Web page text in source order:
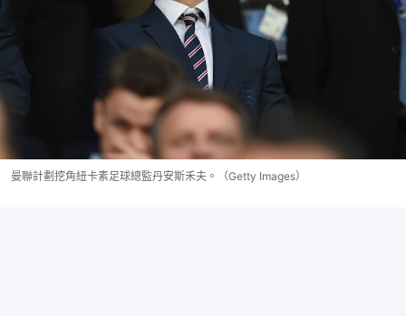
曼聯計劃挖角紐卡素足球總監丹安斯禾夫。（Getty Images）